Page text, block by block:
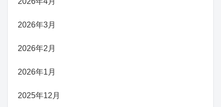
2026年3月
2026年2月
2026年1月
2025年12月